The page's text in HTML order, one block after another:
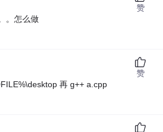
。怎么做
赞
再 g++ a.cpp
赞